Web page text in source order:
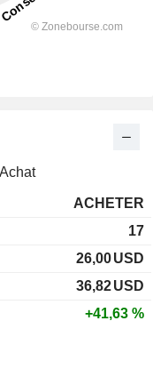
Achat
ACHETER
17
26,00USD
36,82USD
+41,63 %